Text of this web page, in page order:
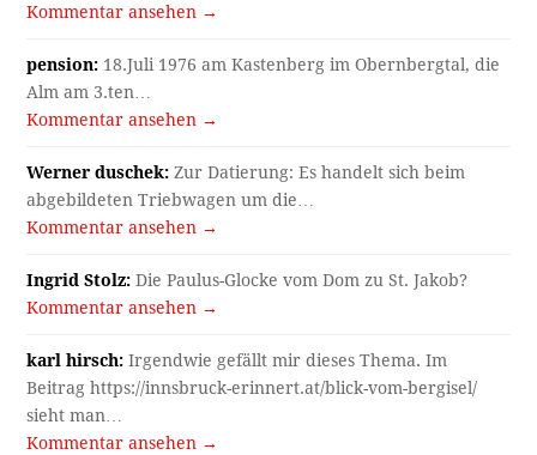
Kommentar ansehen →
pension: 18.Juli 1976 am Kastenberg im Obernbergtal, die
Alm am 3.ten…
Kommentar ansehen →
Werner duschek: Zur Datierung: Es handelt sich beim
abgebildeten Triebwagen um die…
Kommentar ansehen →
Ingrid Stolz: Die Paulus-Glocke vom Dom zu St. Jakob?
Kommentar ansehen →
karl hirsch: Irgendwie gefällt mir dieses Thema. Im
Beitrag https://innsbruck-erinnert.at/blick-vom-bergisel/
sieht man…
Kommentar ansehen →